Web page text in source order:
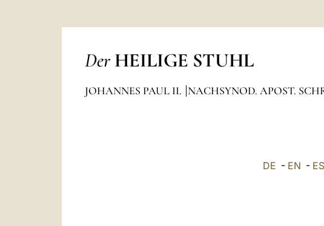
Der HEILIGE STUHL
JOHANNES PAUL II. NACHSYNOD. APOST.
DE - EN - ES